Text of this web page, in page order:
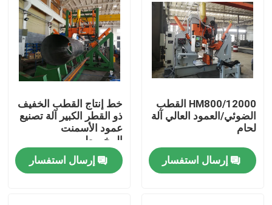
المنزل
HM800/12000 القطب
الضوئي/العمود العالي آلة
لحام
إرسال استفسار
خط إنتاج القطب الخفيف
ذو القطر الكبير آلة تصنيع
عمود الأسمنت
المخروطي
إرسال استفسار